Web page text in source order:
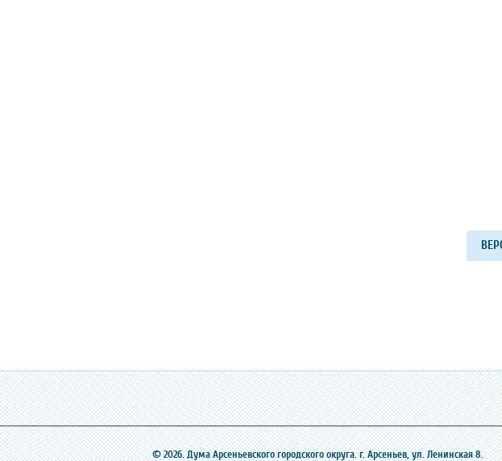
© 2026. Дума Арсеньевского городского округа. г. Арсеньев, ‎ул. Ленинская 8.